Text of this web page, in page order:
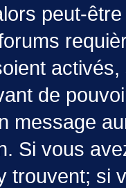
peut-
de
message
Si vous
trouvent; si